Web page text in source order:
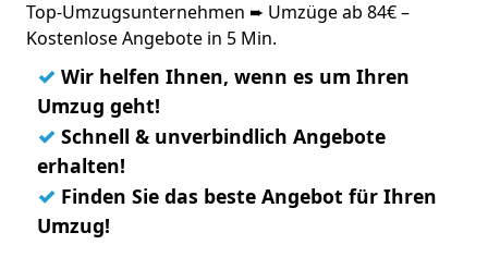
Top-Umzugsunternehmen ➨ Umzüge ab 84€ –
Kostenlose Angebote in 5 Min.
✓ Wir helfen Ihnen, wenn es um Ihren
Umzug geht!
✓ Schnell & unverbindlich Angebote
erhalten!
✓ Finden Sie das beste Angebot für Ihren
Umzug!